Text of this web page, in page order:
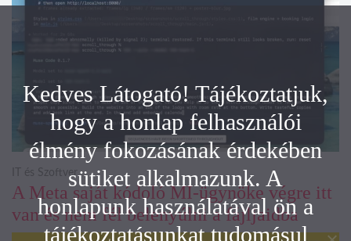
A Meta saját kódoló MI-ügynöke végre itt
van és nem fél belenyúlni a fájljaidba
IT és Szoftver
Kedves Látogató! Tájékoztatjuk,
hogy a honlap felhasználói
élmény fokozásának érdekében
sütiket alkalmazunk. A
honlapunk használatával ön a
tájékoztatásunkat tudomásul